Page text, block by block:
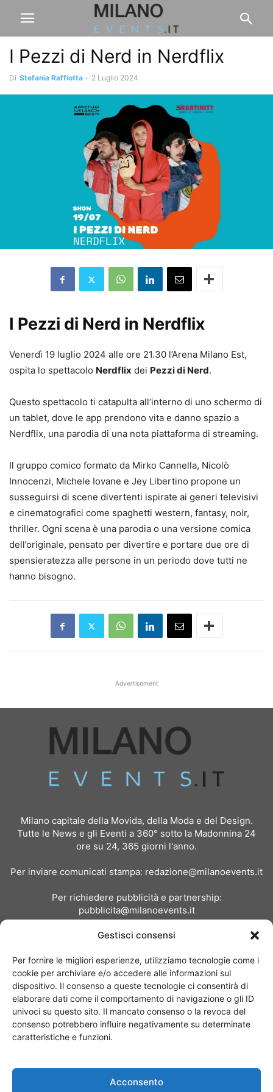
Gestisci consensi
Per fornire le migliori esperienze, utilizziamo tecnologie come i
cookie per archiviare e/o accedere alle informazioni sul
dispositivo. Il consenso a queste tecnologie ci consentirà di
elaborare dati come il comportamento di navigazione o gli ID
univoci su questo sito. Il mancato consenso o la revoca del
consenso potrebbero influire negativamente su determinate
caratteristiche e funzioni.
Acconsento
I Pezzi di Nerd in Nerdflix
Di Stefania Raffiotta - 2 Luglio 2024
I Pezzi di Nerd in Nerdflix
Venerdì 19 luglio 2024 alle ore 21.30 l’Arena Milano Est,
ospita lo spettacolo Nerdflix dei Pezzi di Nerd.
Questo spettacolo ti catapulta all’interno di uno schermo di
un tablet, dove le app prendono vita e danno spazio a
Nerdflix, una parodia di una nota piattaforma di streaming.
Il gruppo comico formato da Mirko Cannella, Nicolò
Innocenzi, Michele Iovane e Jey Libertino propone un
susseguirsi di scene divertenti ispirate ai generi televisivi
e cinematografici come spaghetti western, fantasy, noir,
thriller. Ogni scena è una parodia o una versione comica
dell’originale, pensato per divertire e portare due ore di
spensieratezza alle persone in un periodo dove tutti ne
hanno bisogno.
Advertisement
Milano capitale della Movida, della Moda e del Design.
Tutte le News e gli Eventi a 360° sotto la Madonnina 24
ore su 24, 365 giorni l'anno.
Per inviare comunicati stampa: redazione@milanoevents.it
Per richiedere pubblicità e partnership:
pubblicita@milanoevents.it
Chi siamo I Nostri Clienti
© Copyright 2017 - MilanoEvents.it© managed by